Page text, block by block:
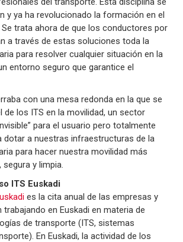
y ya ha revolucionado la formación en el
trata ahora de que los conductores por
a través de estas soluciones toda la
para resolver cualquier situación en la
entorno seguro que garantice el
con una mesa redonda en la que se
de los ITS en la movilidad, un sector
para el usuario pero totalmente
dotar a nuestras infraestructuras de la
para hacer nuestra movilidad más
y limpia.
ITS Euskadi
es la cita anual de las empresas y
en Euskadi en materia de
de transporte (ITS, sistemas
En Euskadi, la actividad de los